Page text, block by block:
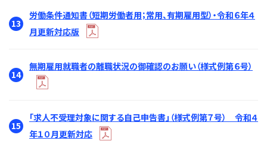
13
労働条件通知書（短期労働者用；常用、有期雇用型）・令和６年４
月更新対応版
14
無期雇用就職者の離職状況の御確認のお願い（様式例第６号）
15
「求人不受理対象に関する自己申告書」（様式例第７号） 令和４
年１０月更新対応